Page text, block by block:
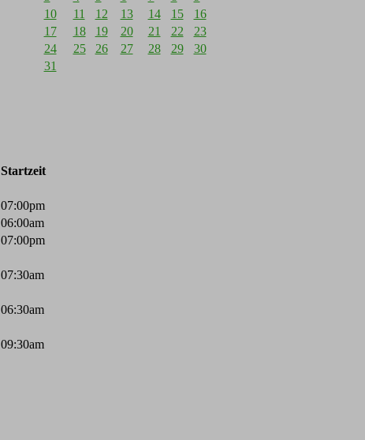
10
11 12 13 14 15
16
17
18 19 20 21 22
23
24
25 26 27 28 29
30
31
Startzeit
07:00pm
06:00am
07:00pm
07:30am
06:30am
09:30am